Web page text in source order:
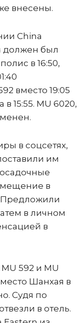
внесены.
China
должен был
в 16:50,
вместо 19:05
в 15:55. MU 6020,
в соцсетях,
им
в
в личном
в
592 и MU
Шанхая в
Судя по
в отель.